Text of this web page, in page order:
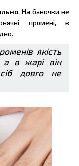
. На баночки не
промені, в
якість
а в жарі він
довго не